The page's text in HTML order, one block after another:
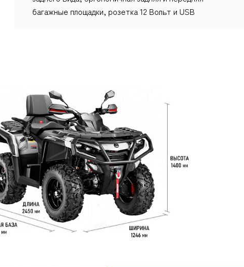
багажные площадки, розетка 12 Вольт и USB